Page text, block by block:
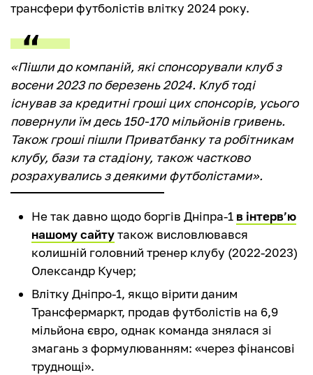
трансфери футболістів влітку 2024 року.
«Пішли до компаній, які спонсорували клуб з
восени 2023 по березень 2024. Клуб тоді
існував за кредитні гроші цих спонсорів, усього
повернули їм десь 150-170 мільйонів гривень.
Також гроші пішли Приватбанку та робітникам
клубу, бази та стадіону, також частково
розрахувались з деякими футболістами».
Не так давно щодо боргів Дніпра-1 в інтерв’ю
нашому сайтутакож висловлювався
колишній головний тренер клубу (2022-2023)
Олександр Кучер;
Влітку Дніпро-1, якщо вірити даним
Трансфермаркт, продав футболістів на 6,9
мільйона євро, однак команда знялася зі
змагань з формулюванням: «через фінансові
труднощі».